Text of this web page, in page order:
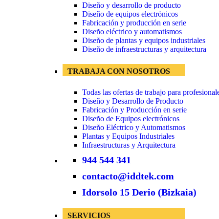
Diseño y desarrollo de producto
Diseño de equipos electrónicos
Fabricación y producción en serie
Diseño eléctrico y automatismos
Diseño de plantas y equipos industriales
Diseño de infraestructuras y arquitectura
TRABAJA CON NOSOTROS
Todas las ofertas de trabajo para
Diseño y Desarrollo de Producto
Fabricación y Producción en serie
Diseño de Equipos electrónicos
Diseño Eléctrico y Automatismos
Plantas y Equipos Industriales
Infraestructuras y Arquitectura
944 544 341
contacto@iddtek.com
Idorsolo 15 Derio (Bizkaia)
SERVICIOS